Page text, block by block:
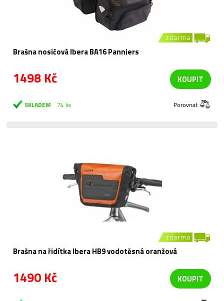
zdarma
Brašna nosičová Ibera BA16 Panniers
1498 Kč KOUPIT
SKLADEM 74 ks Porovnat
zdarma
Brašna na řidítka Ibera HB9 vodotěsná oranžová
1490 Kč KOUPIT